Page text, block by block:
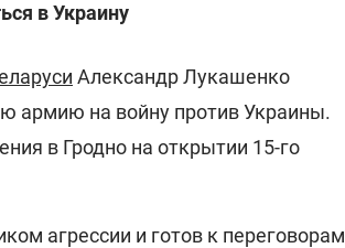
в Украину
Александр Лукашенко
армию на войну против Украины.
в Гродно на открытии 15-го
агрессии и готов к переговорам